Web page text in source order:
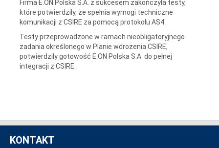
Firma E.ON Polska S.A. z sukcesem zakończyła testy,
które potwierdziły, że spełnia wymogi techniczne
komunikacji z CSIRE za pomocą protokołu AS4.
Testy przeprowadzone w ramach nieobligatoryjnego
zadania określonego w Planie wdrożenia CSIRE,
potwierdziły gotowość E.ON Polska S.A. do pełnej
integracji z CSIRE.
KONTAKT